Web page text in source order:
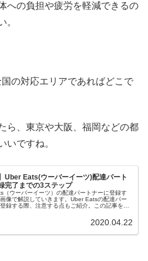
への負担や疲労を軽減できるの
。
の対応エリアであればどこで
ら、東京や大阪、福岡などの都
いですね。
Uber Eats(ウーバーイーツ)配達パート
完了までの3ステップ
（ウーバーイーツ）の配達パートナーに登録す
像で解説していきます。Uber Eatsの配達パー
録する際、注意する点もご紹介。この記事を読
2020.04.22